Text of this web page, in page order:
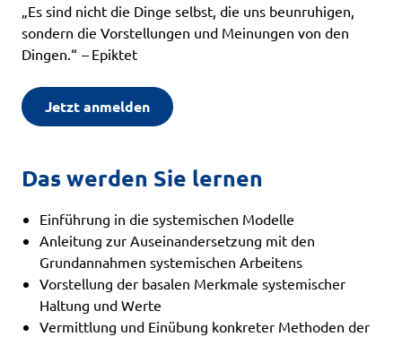
„Es sind nicht die Dinge selbst, die uns beunruhigen,
sondern die Vorstellungen und Meinungen von den
Dingen.“ –Epiktet
Jetzt anmelden
Das werden Sie lernen
Einführung in die systemischen Modelle
Anleitung zur Auseinandersetzung mit den
Grundannahmen systemischen Arbeitens
Vorstellung der basalen Merkmale systemischer
Haltung und Werte
Vermittlung und Einübung konkreter Methoden der